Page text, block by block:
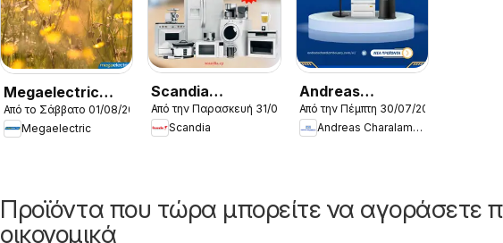
Megaelectric
φυλλαδιο
Από το Σάββατο 01/08/2026
Megaelectric
Scandia
φυλλαδιο
Από την Παρασκευή 31/07/2026
Scandia
Andreas
Charalambous
φυλλαδιο
Από την Πέμπτη 30/07/2026
Andreas Charalambous
Προϊόντα που τώρα μπορείτε να αγοράσετε
οικονομικά